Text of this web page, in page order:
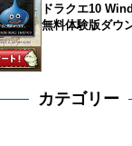
ドラクエ10
無料体験版ダウ
カテゴリー